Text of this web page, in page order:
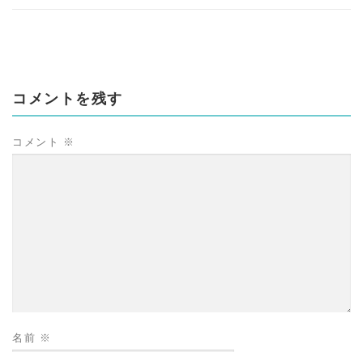
コメントを残す
コメント ※
名前 ※